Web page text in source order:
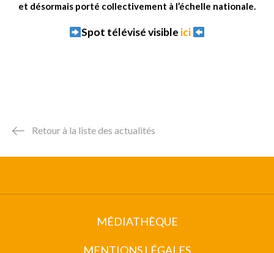
et désormais porté collectivement à l’échelle nationale.
Spot télévisé visible ici
Retour à la liste des actualités
MÉDIATHÈQUE
MENTIONS LÉGALES